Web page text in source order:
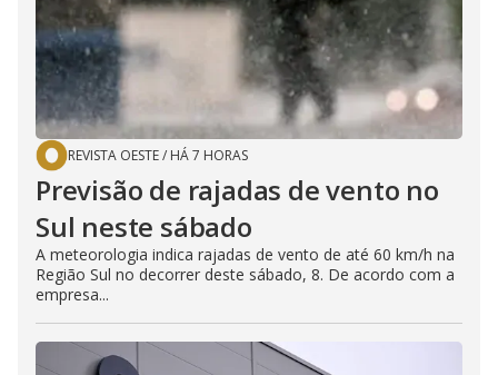
REVISTA OESTE/ HÁ 7 HORAS
Previsão de rajadas de vento no
Sul neste sábado
A meteorologia indica rajadas de vento de até 60 km/h na
Região Sul no decorrer deste sábado, 8. De acordo com a
empresa...